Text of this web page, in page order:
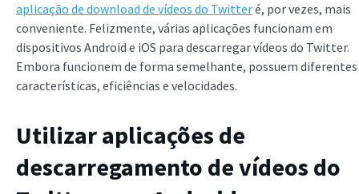
aplicação de download de vídeos do Twitteré, por vezes, mais
conveniente. Felizmente, várias aplicações funcionam em
dispositivos Android e iOS para descarregar vídeos do Twitter.
Embora funcionem de forma semelhante, possuem diferentes
características, eficiências e velocidades.
Utilizar aplicações de
descarregamento de vídeos do